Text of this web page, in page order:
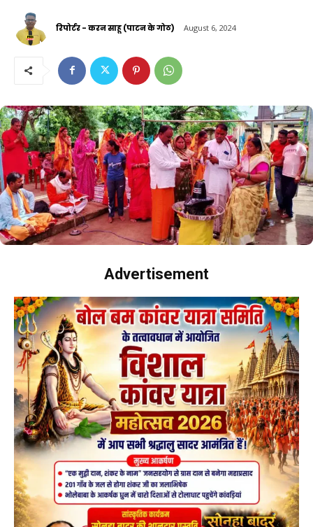
रिपोर्टर - करन साहू (पाटन के गोठ) August 6, 2024
Advertisement